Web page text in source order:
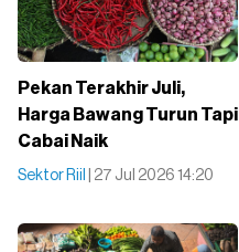
Pekan Terakhir Juli,
Harga Bawang Turun Tapi
Cabai Naik
Sektor Riil | 27 Jul 2026 14:20